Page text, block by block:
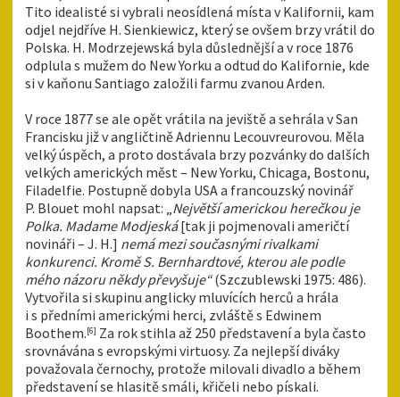
Tito idealisté si vybrali neosídlená místa v Kalifornii, kam
odjel nejdříve H. Sienkiewicz, který se ovšem brzy vrátil do
Polska. H. Modrzejewská byla důslednější a v roce 1876
odplula s mužem do New Yorku a odtud do Kalifornie, kde
si v kaňonu Santiago založili farmu zvanou Arden.
V roce 1877 se ale opět vrátila na jeviště a sehrála v San
Francisku již v angličtině Adriennu Lecouvreurovou. Měla
velký úspěch, a proto dostávala brzy pozvánky do dalších
velkých amerických měst – New Yorku, Chicaga, Bostonu,
Filadelfie. Postupně dobyla USA a francouzský novinář
P. Blouet mohl napsat: „Největší americkou herečkou je
Polka. Madame Modjeská[tak ji pojmenovali američtí
novináři – J. H.] nemá mezi současnými rivalkami
konkurenci. Kromě S. Bernhardtové, kterou ale podle
mého názoru někdy převyšuje“(Szczublewski 1975: 486).
Vytvořila si skupinu anglicky mluvících herců a hrála
i s předními americkými herci, zvláště s Edwinem
Boothem.[6] Za rok stihla až 250 představení a byla často
srovnávána s evropskými virtuosy. Za nejlepší diváky
považovala černochy, protože milovali divadlo a během
představení se hlasitě smáli, křičeli nebo pískali.